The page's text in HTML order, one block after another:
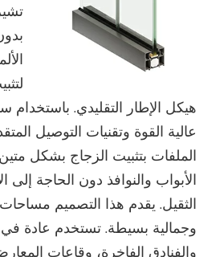
هيكل الإطار التقليدي. باستخدام
عالية القوة وتقنيات التوصيل
الملفات بتثبيت الزجاج بشكل
الأبواب والنوافذ دون الحاجة إلى
الثقيل. يقدم هذا التصميم
وجمالية بسيطة. تستخدم عادة في